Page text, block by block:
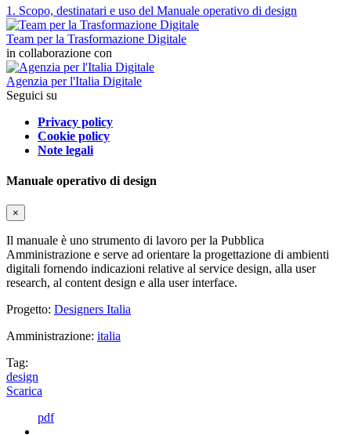
1. Scopo, destinatari e uso del Manuale operativo di design
Team per la Trasformazione Digitale
in collaborazione con
Agenzia per l'Italia Digitale
Seguici su
Privacy policy
Cookie policy
Note legali
Manuale operativo di design
×
Il manuale è uno strumento di lavoro per la Pubblica
Amministrazione e serve ad orientare la progettazione di ambienti
digitali fornendo indicazioni relative al service design, alla user
research, al content design e alla user interface.
Progetto: Designers Italia
Amministrazione: italia
Tag:
design
Scarica
pdf